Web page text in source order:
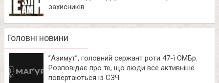
захисників
Головні новини
⁨”Азимут”, головний сержант роти 47-ї ОМБр.
Розповідає про те, що люди все активніше
повертаються із СЗЧ.